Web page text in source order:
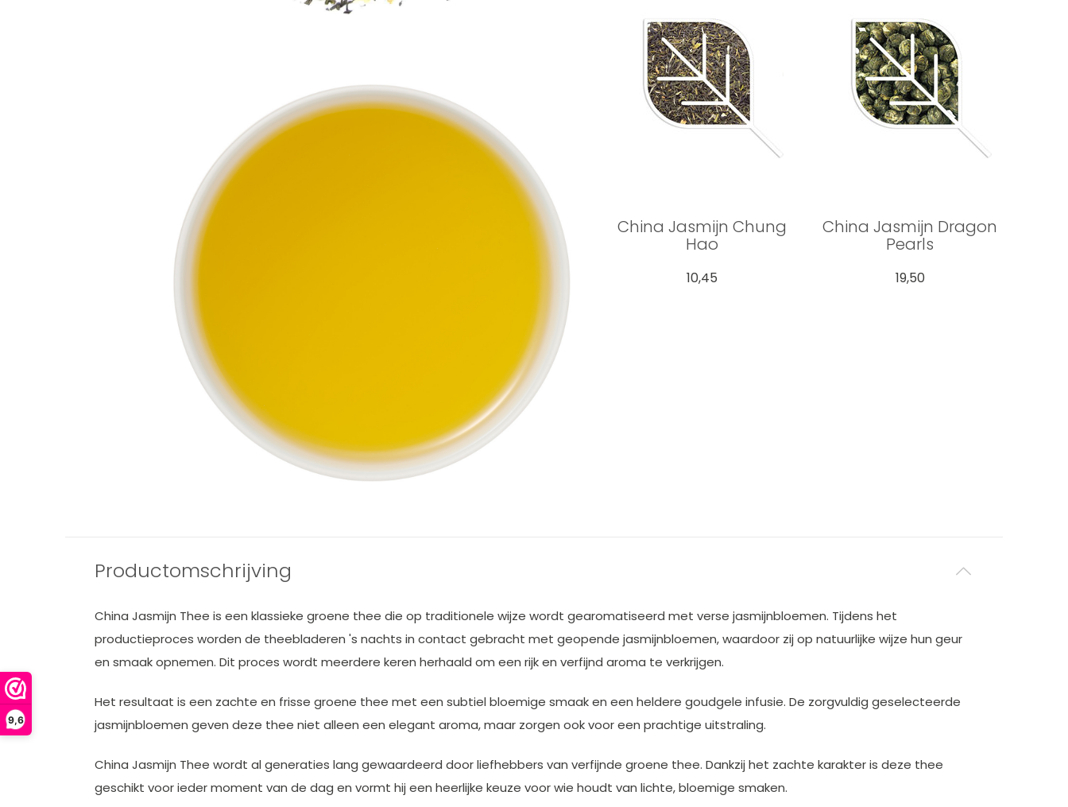
9,6
China Jasmijn Chung
Hao
10,45
China Jasmijn Dragon
Pearls
19,50
Productomschrijving
China Jasmijn Thee is een klassieke groene thee die op traditionele wijze wordt gearomatiseerd met verse jasmijnbloemen. Tijdens het
productieproces worden de theebladeren 's nachts in contact gebracht met geopende jasmijnbloemen, waardoor zij op natuurlijke wijze hun geur
en smaak opnemen. Dit proces wordt meerdere keren herhaald om een rijk en verfijnd aroma te verkrijgen.
Het resultaat is een zachte en frisse groene thee met een subtiel bloemige smaak en een heldere goudgele infusie. De zorgvuldig geselecteerde
jasmijnbloemen geven deze thee niet alleen een elegant aroma, maar zorgen ook voor een prachtige uitstraling.
China Jasmijn Thee wordt al generaties lang gewaardeerd door liefhebbers van verfijnde groene thee. Dankzij het zachte karakter is deze thee
geschikt voor ieder moment van de dag en vormt hij een heerlijke keuze voor wie houdt van lichte, bloemige smaken.